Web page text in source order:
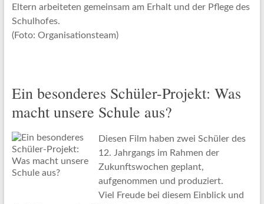
Eltern arbeiteten gemeinsam am Erhalt und der Pflege des
Schulhofes.
(Foto: Organisationsteam)
Ein besonderes Schüler-Projekt: Was
macht unsere Schule aus?
Diesen Film haben zwei Schüler des
12. Jahrgangs im Rahmen der
Zukunftswochen geplant,
aufgenommen und produziert.
Viel Freude bei diesem Einblick und